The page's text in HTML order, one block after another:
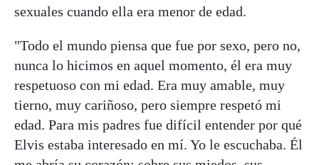
sexuales cuando ella era menor de edad.
"Todo el mundo piensa que fue por sexo, pero no,
nunca lo hicimos en aquel momento, él era muy
respetuoso con mi edad. Era muy amable, muy
tierno, muy cariñoso, pero siempre respetó mi
edad. Para mis padres fue difícil entender por qué
Elvis estaba interesado en mí. Yo le escuchaba. Él